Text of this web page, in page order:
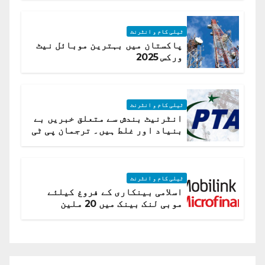
ٹیلی کام و انٹرنٹ
پاکستان میں بہترین موبائل نیٹ
ورکس 2025
ٹیلی کام و انٹرنٹ
انٹرنیٹ بندش سے متعلق خبریں بے
بنیاد اور غلط ہیں۔ ترجمان پی ٹی
ٹیلی کام و انٹرنٹ
اسلامی بینکاری کے فروغ کیلئے
موبی لنک بینک میں 20 ملین